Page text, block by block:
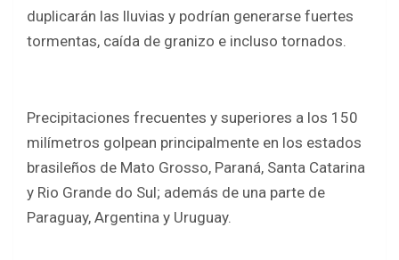
duplicarán las lluvias y podrían generarse fuertes
tormentas, caída de granizo e incluso tornados.
Precipitaciones frecuentes y superiores a los 150
milímetros golpean principalmente en los estados
brasileños de Mato Grosso, Paraná, Santa Catarina
y Rio Grande do Sul; además de una parte de
Paraguay, Argentina y Uruguay.